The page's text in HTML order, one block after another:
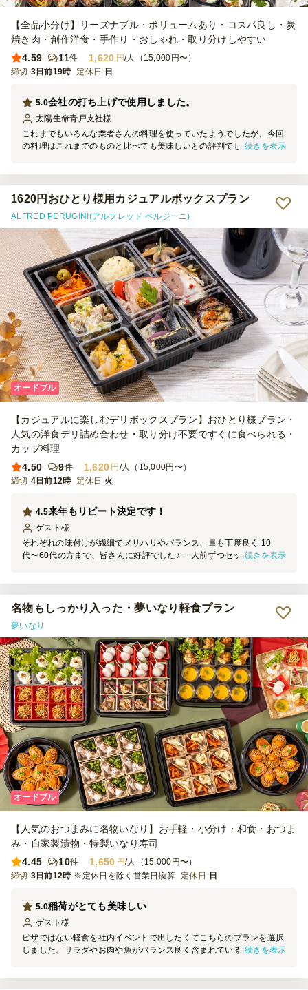
【全品小分け】リーズナブル・ボリュームあり・コスパ良し・炭
焼き肉・創作洋食・手作り・おしゃれ・取り分けしやすい
4.59
11件 1,620 円/人（15,000円〜）
締切 3日前19時 定休日 日
会社の打ち上げで使用しました。
5.0
太陽生命青戸支社様
これまでもいろんな業者さんの料理を使っていたようでしたが、今回
の料理はこれまでのものと比べても美味しいとの評判でした。見た目
続きを表示
1620円おひとり様用カジュアルボックスプラン
ALFRED PERUGINI(アルフレッド ペルジーニ)
オードブル
【カジュアルに楽しむデリボックスプラン】おひとり様プラン・
人気の洋食デリ詰め合わせ・取り分け不要ですぐに食べられる・
カップ料理
4.50
9件 1,620 円 /人（15,000円〜）
締切 4日前12時 定休日 火
来年もリピート決定です！
4.5
ゲスト 様
それぞれの味付けが繊細でメリハリやバランス、量も丁度良く 10
代〜60代の方まで、皆さんに好評でした♪ 一人前ずつセットされてい
間通りにお届けいただきありがとうございました！
続きを表示
名物もしっかり入った・夢いなり軽食プラン
夢いなり
オードブル
【人気のおつまみに名物いなり】お手軽・小分け・和食・おつま
み・自家製漬物・特製いなり寿司
4.45
10件 1,650 円/人（15,000円〜）
締切 3日前12時 ※定休日を除く営業日換算 定休日 日
稲荷がとても美味しい
5.0
ゲスト 様
ピザではない軽食を社内イベントで出したくてこちらのプランを選択
しました。サラダやお肉や魚がバランス良く含まれていると良いなと
続きを表示